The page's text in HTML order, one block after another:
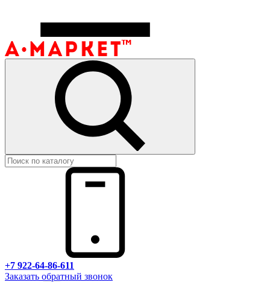
+7 922-64-86-611
Заказать обратный звонок